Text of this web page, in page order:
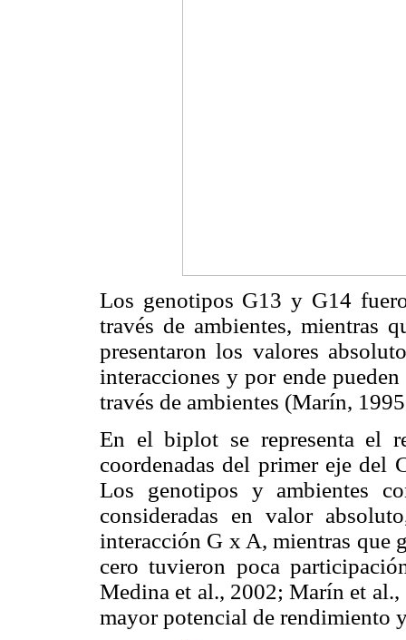
Los genotipos G13 y G14
través de ambientes, mientras
presentaron los valores
interacciones y por ende
través de ambientes (Marín,
En el biplot se representa el
coordenadas del primer eje del
Los genotipos y ambientes
consideradas en valor
interacción G x A, mientras que
cero tuvieron poca
Medina et al., 2002; Marín et
mayor potencial de rendimiento